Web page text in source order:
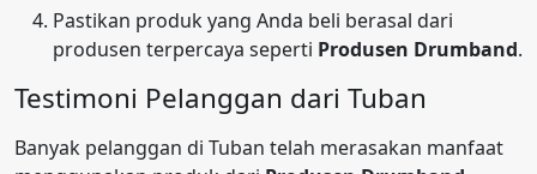
Pastikan produk yang Anda beli berasal dari
produsen terpercaya seperti Produsen Drumband.
Testimoni Pelanggan dari Tuban
Banyak pelanggan di Tuban telah merasakan manfaat